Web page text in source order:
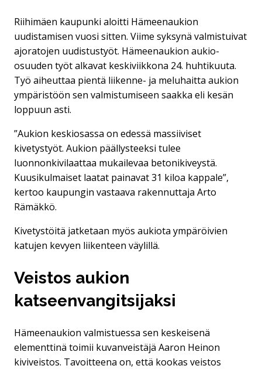
Riihimäen kaupunki aloitti Hämeenaukion
uudistamisen vuosi sitten. Viime syksynä valmistuivat
ajoratojen uudistustyöt. Hämeenaukion aukio-
osuuden työt alkavat keskiviikkona 24. huhtikuuta.
Työ aiheuttaa pientä liikenne- ja meluhaitta aukion
ympäristöön sen valmistumiseen saakka eli kesän
loppuun asti.
”Aukion keskiosassa on edessä massiiviset
kivetystyöt. Aukion päällysteeksi tulee
luonnonkivilaattaa mukailevaa betonikiveystä.
Kuusikulmaiset laatat painavat 31 kiloa kappale”,
kertoo kaupungin vastaava rakennuttaja Arto
Rämäkkö.
Kivetystöitä jatketaan myös aukiota ympäröivien
katujen kevyen liikenteen väylillä.
Veistos aukion
katseenvangitsijaksi
Hämeenaukion valmistuessa sen keskeisenä
elementtinä toimii kuvanveistäjä Aaron Heinon
kiviveistos. Tavoitteena on, että kookas veistos